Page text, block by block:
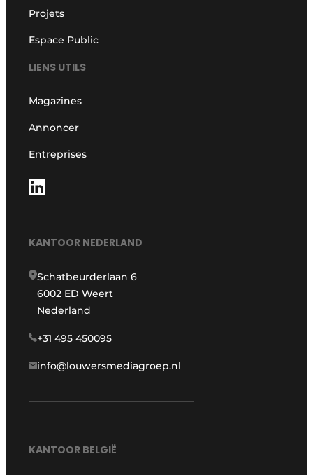
Projets
Espace Public
LIENS UTILS
Magazines
Annoncer
Entreprises
KANTOOR NEDERLAND
Schatbeurderlaan 6
6002 ED Weert
Nederland
+31 495 450095
info@louwersmediagroep.nl
KANTOOR BELGIË